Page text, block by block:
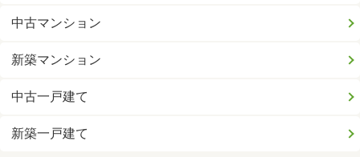
中古マンション
新築マンション
中古一戸建て
新築一戸建て